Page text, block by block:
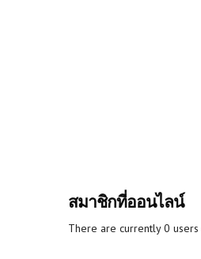
สมาชิกที่ออนไลน์
There are currently 0 users